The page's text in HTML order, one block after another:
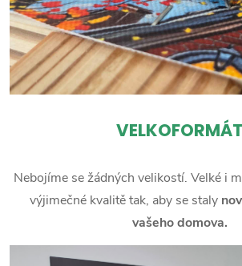
VELKOFORMÁT
Nebojíme se žádných velikostí. Velké i
výjimečné kvalitě tak, aby se staly
vašeho domova.